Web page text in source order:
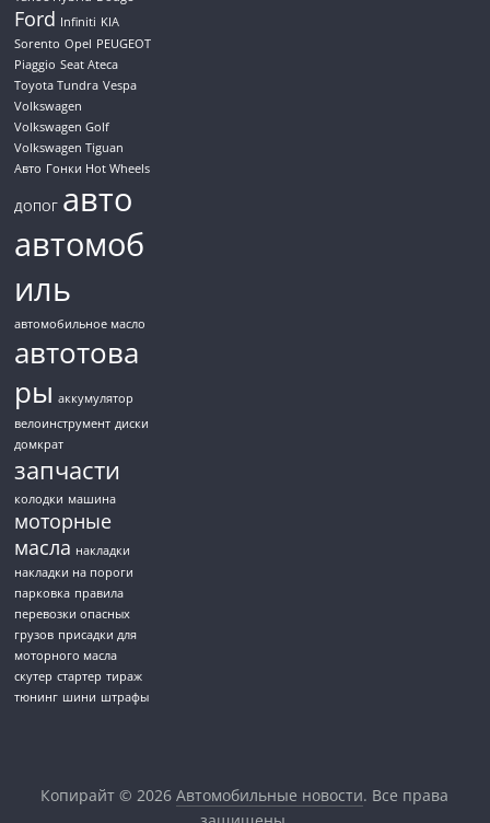
Ford Infiniti KIA
Sorento Opel PEUGEOT
Piaggio Seat Ateca
Toyota Tundra Vespa
Volkswagen
Volkswagen Golf
Volkswagen Tiguan
Авто Гонки Hot Wheels
ДОПОГ авто
автомоб
иль
автомобильное масло
автотова
ры аккумулятор
велоинструмент диски
домкрат
запчасти
колодки машина
моторные
масла накладки
накладки на пороги
парковка правила
перевозки опасных
грузов присадки для
моторного масла
скутер стартер тираж
тюнинг шини штрафы
Копирайт © 2026Автомобильные новости. Все права